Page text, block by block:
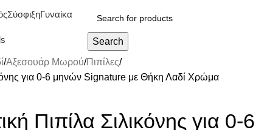
ΣύσφιξηΓυναίκα
Search
Αξεσουάρ Μωρού Πιπίλες
για 0-6 μηνών Signature με Θήκη Λαδί Χρώμα
Πιπίλα Σιλικόνης για 0-6